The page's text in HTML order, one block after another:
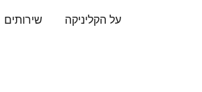
על הקליניקה שירותים